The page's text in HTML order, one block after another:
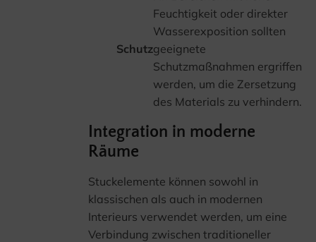
Schutz
Feuchtigkeit oder direkter
Wasserexposition sollten
geeignete
Schutzmaßnahmen ergriffen
werden, um die Zersetzung
des Materials zu verhindern.
Integration in moderne
Räume
Stuckelemente können sowohl in
klassischen als auch in modernen
Interieurs verwendet werden, um eine
Verbindung zwischen traditioneller